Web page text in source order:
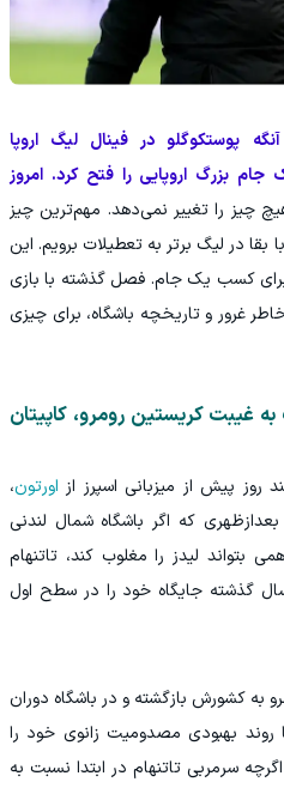
پوستکوگلو در فینال لیگ اروپا
بزرگ اروپایی را فتح کرد. امروز
چیز را تغییر نمی‌دهد. مهم‌ترین چیز
بقا در لیگ برتر به تعطیلات برویم. این
کسب یک جام. فصل گذشته با بازی
غرور و تاریخچه باشگاه، برای چیزی
غیبت کریستین رومرو، کاپیتان
روز پیش از میزبانی اسپرز از اورتون،
که اگر باشگاه شمال لندنی
لیدز را مغلوب کند، تاتنهام
است برای اولین بار در ۴۹ سال گذشته جایگاه خود را در سطح اول
به کشورش بازگشته و در باشگاه دوران
روند بهبودی مصدومیت زانوی خود را
سرمربی تاتنهام در ابتدا نسبت به